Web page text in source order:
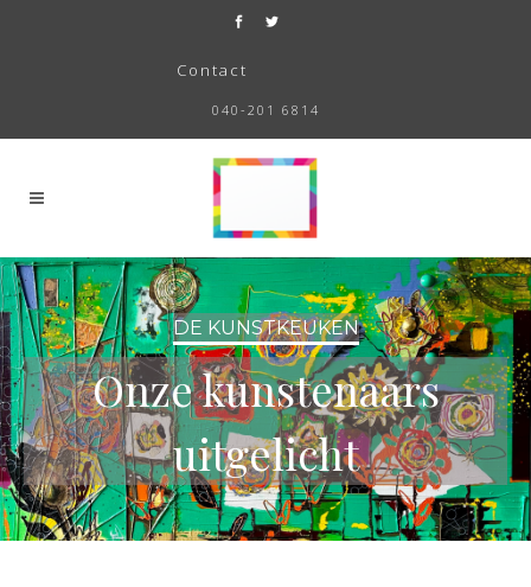
Contact
040-201 6814
DE KUNSTKEUKEN
Onze kunstenaars
uitgelicht